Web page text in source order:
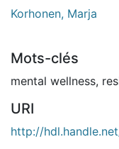
Korhonen, Marja
Mots-clés
mental wellness,
URI
http://